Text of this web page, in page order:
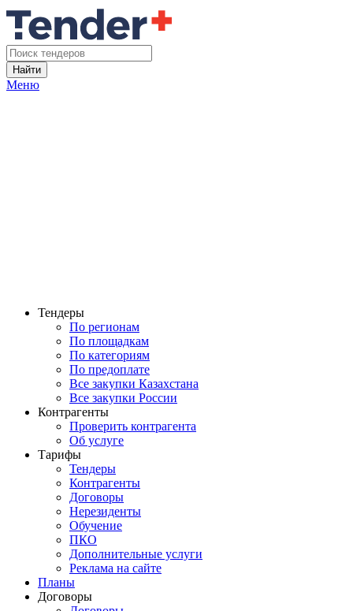
Найти
Меню
Тендеры
По регионам
По площадкам
По категориям
По предоплате
Все закупки Казахстана
Все закупки России
Контрагенты
Проверить контрагента
Об услуге
Тарифы
Тендеры
Контрагенты
Договоры
Нерезиденты
Обучение
ПКО
Дополнительные услуги
Реклама на сайте
Планы
Договоры